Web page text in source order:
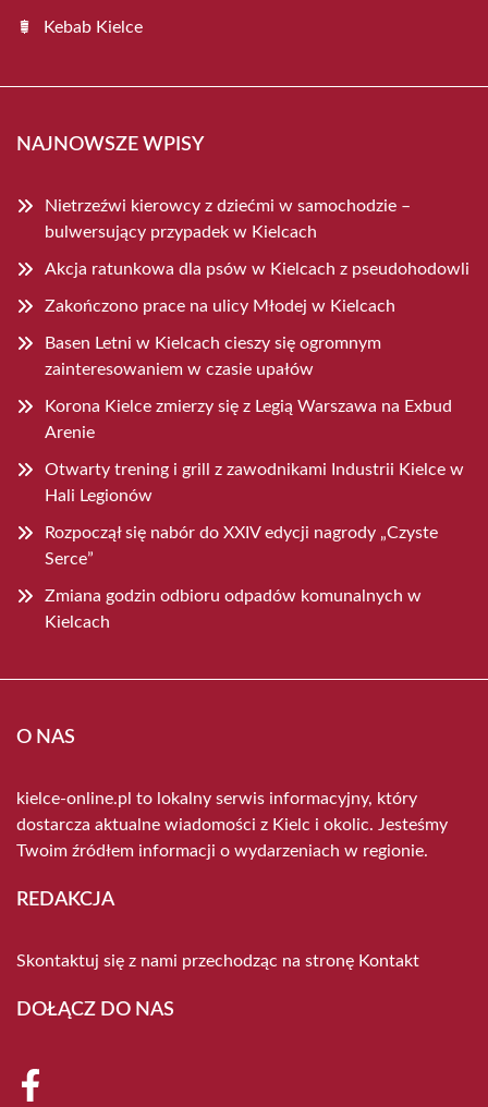
Kebab Kielce
NAJNOWSZE WPISY
Nietrzeźwi kierowcy z dziećmi w samochodzie –
bulwersujący przypadek w Kielcach
Akcja ratunkowa dla psów w Kielcach z pseudohodowli
Zakończono prace na ulicy Młodej w Kielcach
Basen Letni w Kielcach cieszy się ogromnym
zainteresowaniem w czasie upałów
Korona Kielce zmierzy się z Legią Warszawa na Exbud
Arenie
Otwarty trening i grill z zawodnikami Industrii Kielce w
Hali Legionów
Rozpoczął się nabór do XXIV edycji nagrody „Czyste
Serce”
Zmiana godzin odbioru odpadów komunalnych w
Kielcach
O NAS
kielce-online.pl to lokalny serwis informacyjny, który
dostarcza aktualne wiadomości z Kielc i okolic. Jesteśmy
Twoim źródłem informacji o wydarzeniach w regionie.
REDAKCJA
Skontaktuj się z nami przechodząc na stronę Kontakt
DOŁĄCZ DO NAS